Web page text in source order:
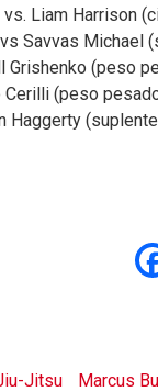
vs. Liam Harrison
Savvas Michael
Grishenko (peso
Cerilli (peso
Haggerty
Jitsu Marcus